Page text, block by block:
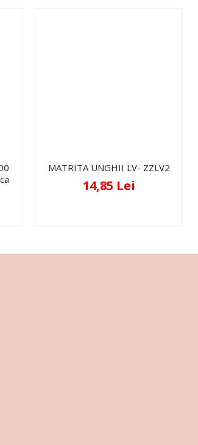
MATRITA UNGHII LV- ZZLV2
14,85 Lei